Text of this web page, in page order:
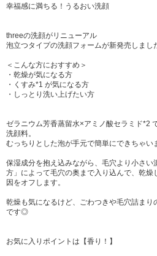
幸福感に満ちる！うるおい洗顔
threeの洗顔がリニューアル
泡立つタイプの洗顔フォームが新発売しまし
＜こんな方におすすめ＞
・乾燥が気になる方
・くすみ*1 が気になる方
・しっとり洗い上げたい方
ゼラニウム芳香蒸留水×アミノ酸セラミド*2
洗顔料。
むっちりとした泡が手元で簡単にできちゃい
保湿成分を抱え込みながら、毛穴より小さ
方」によって毛穴の奥まで入り込んで、乾
因をオフします。
乾燥も気になるけど、ごわつきや毛穴詰まり
です◎
お気に入りポイントは【香り！】